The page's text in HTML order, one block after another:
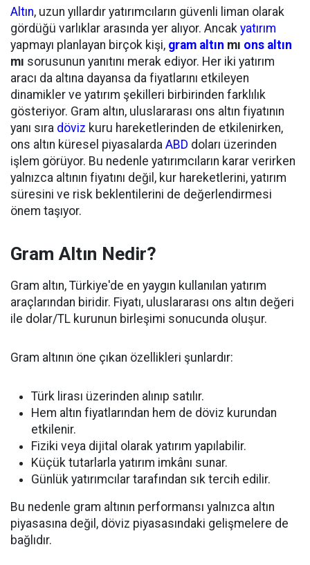
Altın, uzun yıllardır yatırımcıların güvenli liman olarak
gördüğü varlıklar arasında yer alıyor. Ancak yatırım
yapmayı planlayan birçok kişi, gram altın mı ons altın
mı sorusunun yanıtını merak ediyor. Her iki yatırım
aracı da altına dayansa da fiyatlarını etkileyen
dinamikler ve yatırım şekilleri birbirinden farklılık
gösteriyor. Gram altın, uluslararası ons altın fiyatının
yanı sıra döviz kuru hareketlerinden de etkilenirken,
ons altın küresel piyasalarda ABD doları üzerinden
işlem görüyor. Bu nedenle yatırımcıların karar verirken
yalnızca altının fiyatını değil, kur hareketlerini, yatırım
süresini ve risk beklentilerini de değerlendirmesi
önem taşıyor.
Gram Altın Nedir?
Gram altın, Türkiye'de en yaygın kullanılan yatırım
araçlarından biridir. Fiyatı, uluslararası ons altın değeri
ile dolar/TL kurunun birleşimi sonucunda oluşur.
Gram altının öne çıkan özellikleri şunlardır:
Türk lirası üzerinden alınıp satılır.
Hem altın fiyatlarından hem de döviz kurundan
etkilenir.
Fiziki veya dijital olarak yatırım yapılabilir.
Küçük tutarlarla yatırım imkânı sunar.
Günlük yatırımcılar tarafından sık tercih edilir.
Bu nedenle gram altının performansı yalnızca altın
piyasasına değil, döviz piyasasındaki gelişmelere de
bağlıdır.